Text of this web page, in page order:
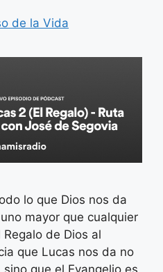
de la Vida
lo que Dios nos da
mayor que cualquier
de Dios al
que Lucas nos da no